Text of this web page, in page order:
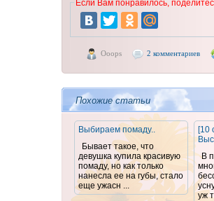
Если Вам понравилось,
Ooops 2 комментариев
Похожие статьи
Выбираем помаду..
Бывает такое, что
девушка купила красивую
помаду, но как только
нанесла ее на губы, стало
еще ужасн ...
[10
В
уж